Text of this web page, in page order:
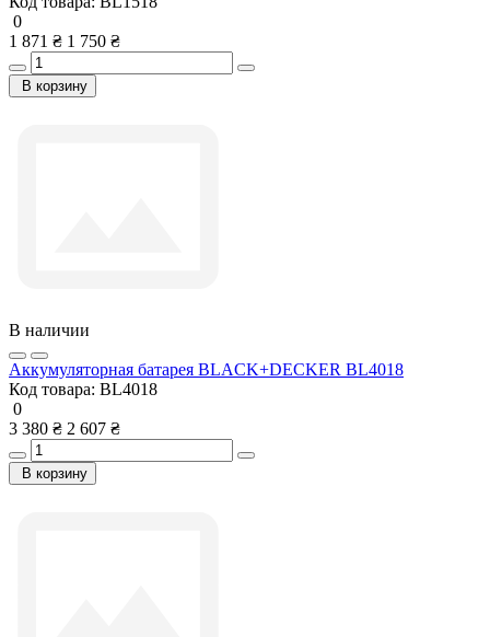
0
1 871 ₴ 1 750 ₴
В корзину
В наличии
Аккумуляторная батарея BLACK+DECKER BL4018
Код товара: BL4018
0
3 380 ₴ 2 607 ₴
В корзину